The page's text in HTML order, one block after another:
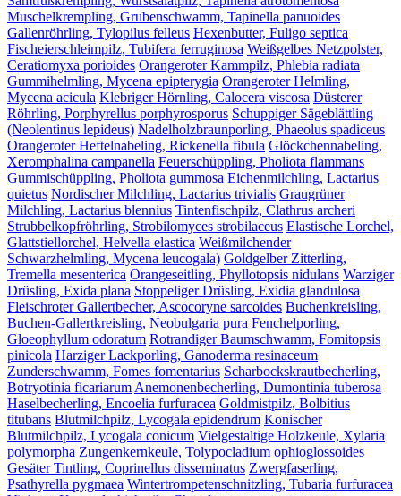
Muschelkrempling, Grubenschwamm, Tapinella panuoides
Gallenröhrling, Tylopilus felleus Hexenbutter, Fuligo septica
Fischeierschleimpilz, Tubifera ferruginosa Weißgelbes Netzpolster,
Ceratiomyxa porioides Orangeroter Kammpilz, Phlebia radiata
Gummihelmling, Mycena epipterygia Orangeroter Helmling,
Mycena acicula Klebriger Hörnling, Calocera viscosa Düsterer
Röhrling, Porphyrellus porphyrosporus Schuppiger Sägeblättling
(Neolentinus lepideus) Nadelholzbraunporling, Phaeolus spadiceus
Orangeroter Heftelnabeling, Rickenella fibula Glöckchennabeling,
Xeromphalina campanella Feuerschüppling, Pholiota flammans
Gummischüppling, Pholiota gummosa Eichenmilchling, Lactarius
quietus Nordischer Milchling, Lactarius trivialis Graugrüner
Milchling, Lactarius blennius Tintenfischpilz, Clathrus archeri
Strubbelkopfröhrling, Strobilomyces strobilaceus Elastische Lorchel,
Glattstiellorchel, Helvella elastica Weißmilchender
Schwarzhelmling, Mycena leucogala) Goldgelber Zitterling,
Tremella mesenterica Orangeseitling, Phyllotopsis nidulans Warziger
Drüsling, Exida plana Stoppeliger Drüsling, Exidia glandulosa
Fleischroter Gallertbecher, Ascocoryne sarcoides Buchenkreisling,
Buchen-Gallertkreisling, Neobulgaria pura Fenchelporling,
Gloeophyllum odoratum Rotrandiger Baumschwamm, Fomitopsis
pinicola Harziger Lackporling, Ganoderma resinaceum
Zunderschwamm, Fomes fomentarius Scharbockskrautbecherling,
Botryotinia ficariarum Anemonenbecherling, Dumontinia tuberosa
Haselbecherling, Encoelia furfuracea Goldmistpilz, Bolbitius
titubans Blutmilchpilz, Lycogala epidendrum Konischer
Blutmilchpilz, Lycogala conicum Vielgestaltige Holzkeule, Xylaria
polymorpha Zungenkernkeule, Tolypocladium ophioglossoides
Gesäter Tintling, Coprinellus disseminatus Zwergfaserling,
Psathyrella pygmaea Wintertrompetenschnitzling, Tubaria furfuracea